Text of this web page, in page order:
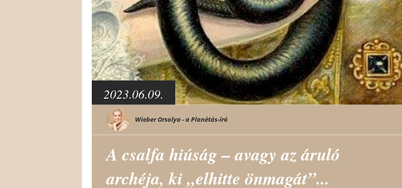
2023.06.09.
Wieber Orsolya - a Planétás-író
A csalfa hiúság – avagy az áruló
archéja, ki „elhitte önmagát”...